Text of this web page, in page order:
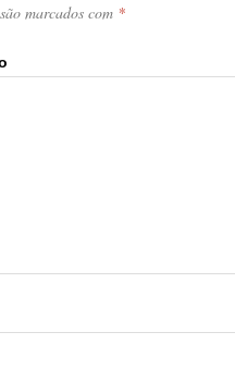
marcados com *